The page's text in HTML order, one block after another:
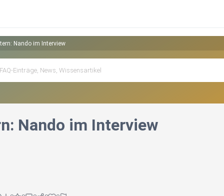
Nando im Interview
Nando im Interview